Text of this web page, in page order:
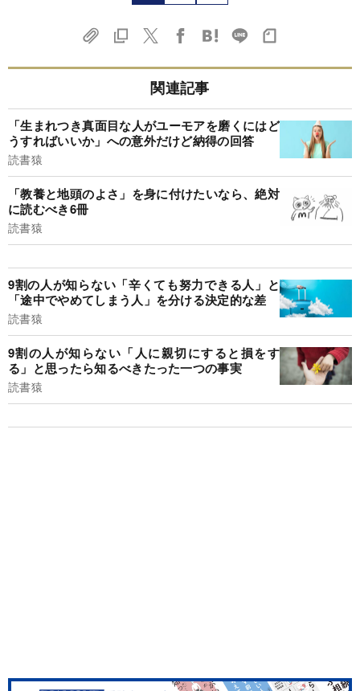
関連記事
「生まれつき真面目な人がユーモアを磨くにはど
うすればいいか」への意外だけど納得の回答
読書猿
「教養と地頭のよさ」を身に付けたいなら、絶対
に読むべき6冊
読書猿
9割の人が知らない「辛くても努力できる人」と
「途中でやめてしまう人」を分ける決定的な差
読書猿
9割の人が知らない「人に親切にすると損をす
る」と思ったら知るべきたった一つの事実
読書猿